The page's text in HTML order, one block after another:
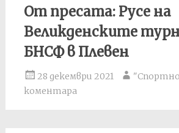
От пресата: Русе на
Великденските
БНСФ в Плевен
28 декември 2021 "Спортно
коментара